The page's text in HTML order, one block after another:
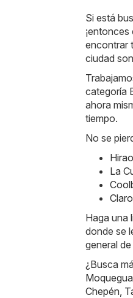
Si está
encontrar
ciudad
categoría
ahora
tiempo.
No se
La
Haga una
donde se
general
¿Busca
Moquegua
Chepén